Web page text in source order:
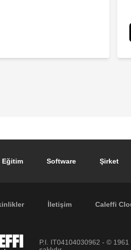
navigation
Eğitim Software Şirket
İletişim Caleffi
P.I. IT04104030962 - © 1961